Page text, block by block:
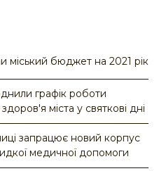
міський бюджет на 2021 рік
графік роботи
міста у святкові дні
запрацює новий корпус
медичної допомоги